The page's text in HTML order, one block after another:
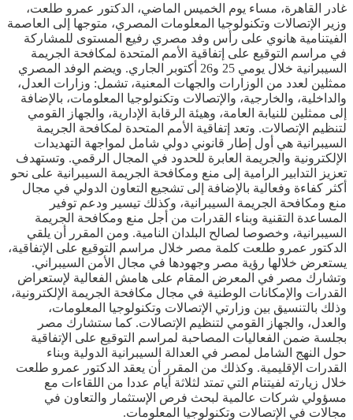
غادر القاهرة، مساء يوم الخميس الماضي، الدكتور عمرو طلعت،
وزير الإتصالات وتكنولوجيا المعلومات المصري، متوجها إلى العاصمة
الفيتنامية هانوي على رأس وفد مصري رفيع المستوى للمشاركة
في مراسم التوقيع على إتفاقية الأمم المتحدة لمكافحة الجريمة
السيبرانية خلال يومي 25 و26 أكتوبر الجاري. ويضم الوفد المصري
ممثلين لعدد من الوزارات والجهات المعنية، تشمل: وزارات العدل،
والداخلية، والخارجية، والإتصالات وتكنولوجيا المعلومات، بالإضافة
إلى ممثلين للنيابة العامة، وهيئة الرقابة الإدارية، والجهاز القومي
لتنظيم الإتصالات. وتعد إتفاقية الأمم المتحدة لمكافحة الجريمة
السيبرانية هي أول إطار قانوني دولي شامل لمواجهة التهديدات
الإلكترونية والجريمة العابرة للحدود في المجال الرقمي. وتستهدف
تعزيز التدابير الرامية إلى منع ومكافحة الجريمة السيبرانية على نحو
أكثر كفاءة وفعالية بالإضافة إلى تشجيع التعاون الدولي في مجال
منع ومكافحة الجريمة السيبرانية، وكذلك تيسير ودعم توفير
المساعدة التقنية وبناء القدرات من أجل منع ومكافحة الجريمة
السيبرانية، وخصوصا لصالح البلدان النامية. ومن المقرر أن يلقي
الدكتور عمرو طلعت كلمة مصر خلال مراسم التوقيع على الإتفاقية،
يستعرض خلالها رؤية مصر وجهودها في مجال الأمن السيبراني.
وتشارك مصر في المعرض المقام على هامش الفعالية لإستعراض
القدرات والإمكانات الوطنية في مجال مكافحة الجريمة الإلكترونية،
وذلك بالتنسيق بين وزارتي الإتصالات وتكنولوجيا المعلومات،
والعدل، والجهاز القومي لتنظيم الإتصالات. كما ستشارك مصر
بجلسة ضمن الفعاليات المصاحبة لمراسم التوقيع على الإتفاقية
حول النهج الشامل لمصر في العدالة السيبرانية الدولية وبناء
القدرات الإقليمية. وكذلك من المقرر أن يعقد الدكتور عمرو طلعت
خلال زيارته لفيتنام التي تمتد لثلاثة أيام عددا من اللقاءات مع
مسؤولي شركات عالمية لبحث فرص الإستثمار والتعاون في
مجالات في الإتصالات وتكنولوجيا المعلومات.